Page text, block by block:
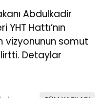
Abdulkadir
Hattı’nın
vizyonunun somut
Detaylar